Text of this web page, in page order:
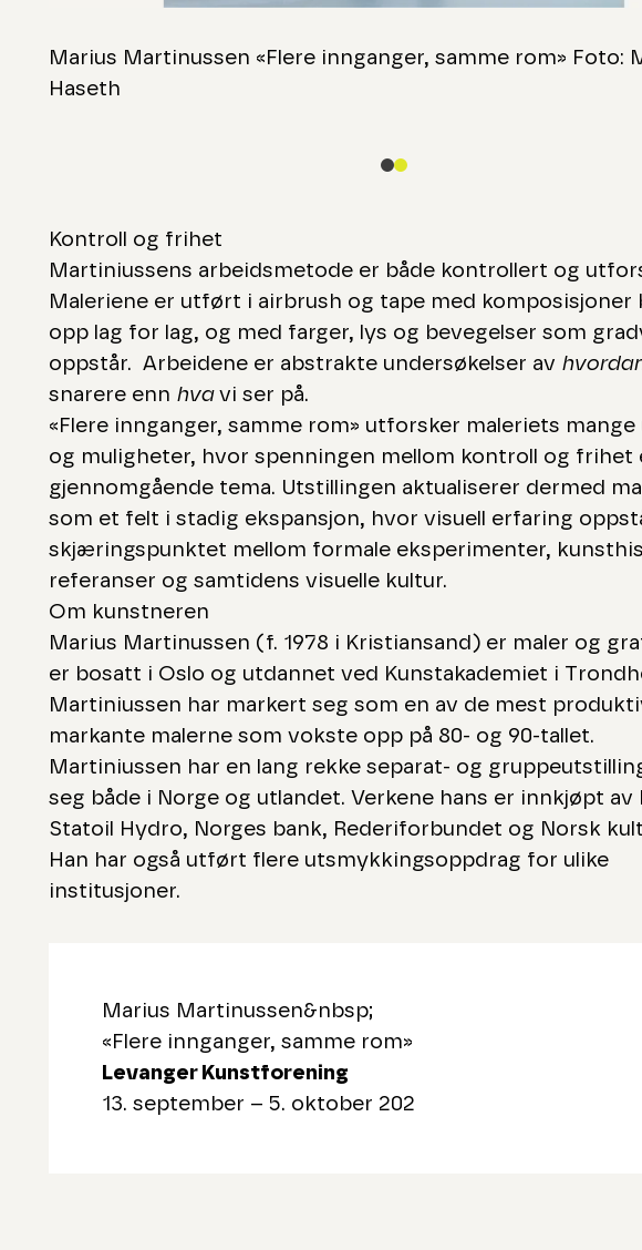
Marius Martinussen «Flere innganger, samme rom» Foto:
Haseth
Kontroll og frihet
Martiniussens arbeidsmetode er både kontrollert og
Maleriene er utført i airbrush og tape med komposisjoner
opp lag for lag, og med farger, lys og bevegelser som
oppstår. Arbeidene er abstrakte undersøkelser av
snarere enn hvavi ser på.
«Flere innganger, samme rom» utforsker maleriets
og muligheter, hvor spenningen mellom kontroll og frihet
gjennomgående tema. Utstillingen aktualiserer dermed
som et felt i stadig ekspansjon, hvor visuell erfaring
skjæringspunktet mellom formale eksperimenter,
referanser og samtidens visuelle kultur.
Om kunstneren
Marius Martinussen (f. 1978 i Kristiansand) er maler og
er bosatt i Oslo og utdannet ved Kunstakademiet i
Martiniussen har markert seg som en av de mest
markante malerne som vokste opp på 80- og 90-tallet.
Martiniussen har en lang rekke separat- og
seg både i Norge og utlandet. Verkene hans er innkjøpt av
Statoil Hydro, Norges bank, Rederiforbundet og Norsk
Han har også utført flere utsmykkingsoppdrag for ulike
institusjoner.
Marius Martinussen&nbsp;
«Flere innganger, samme rom»
Levanger Kunstforening
13. september – 5. oktober 202